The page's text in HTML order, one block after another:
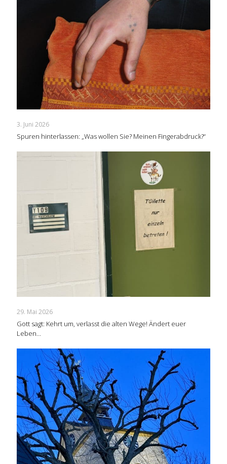
3. Juni 2026
Spuren hinterlassen: „Was wollen Sie? Meinen Fingerabdruck?“
29. Mai 2026
Gott sagt: Kehrt um, verlasst die alten Wege! Ändert euer
Leben…